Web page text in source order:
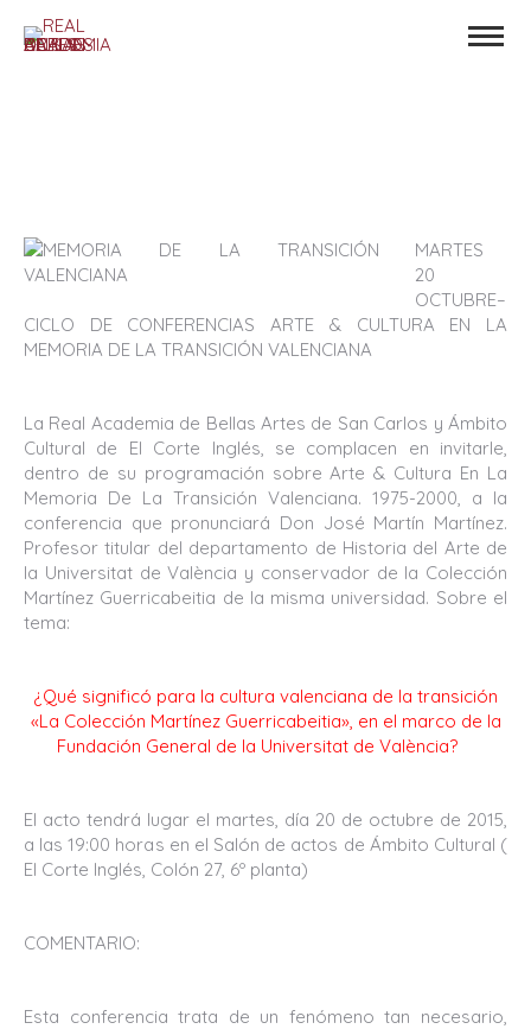
MARTES
20
OCTUBRE–
CICLO DE CONFERENCIAS ARTE & CULTURA EN LA
MEMORIA DE LA TRANSICIÓN VALENCIANA
La Real Academia de Bellas Artes de San Carlos y Ámbito
Cultural de El Corte Inglés, se complacen en invitarle,
dentro de su programación sobre Arte & Cultura En La
Memoria De La Transición Valenciana. 1975-2000, a la
conferencia que pronunciará Don José Martín Martínez.
Profesor titular del departamento de Historia del Arte de
la Universitat de València y conservador de la Colección
Martínez Guerricabeitia de la misma universidad. Sobre el
tema:
¿Qué significó para la cultura valenciana de la transición
«La Colección Martínez Guerricabeitia», en el marco de la
Fundación General de la Universitat de València?
El acto tendrá lugar el martes, día 20 de octubre de 2015,
a las 19:00 horas en el Salón de actos de Ámbito Cultural (
El Corte Inglés, Colón 27, 6º planta)
COMENTARIO:
Esta conferencia trata de un fenómeno tan necesario,